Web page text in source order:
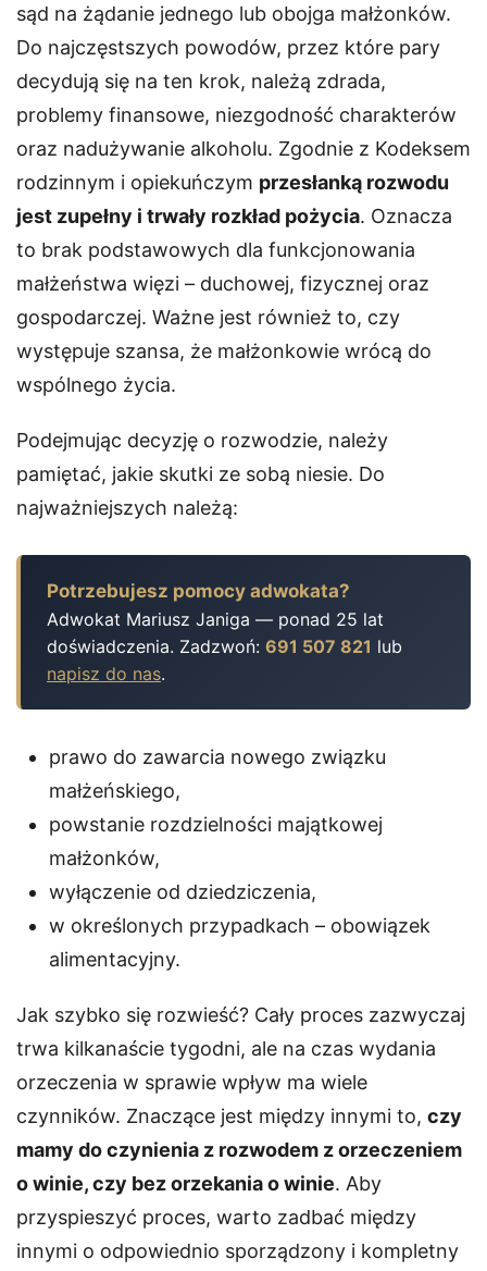
sąd na żądanie jednego lub obojga małżonków.
Do najczęstszych powodów, przez które pary
decydują się na ten krok, należą zdrada,
problemy finansowe, niezgodność charakterów
oraz nadużywanie alkoholu. Zgodnie z Kodeksem
rodzinnym i opiekuńczym przesłanką rozwodu
jest zupełny i trwały rozkład pożycia. Oznacza
to brak podstawowych dla funkcjonowania
małżeństwa więzi – duchowej, fizycznej oraz
gospodarczej. Ważne jest również to, czy
występuje szansa, że małżonkowie wrócą do
wspólnego życia.
Podejmując decyzję o rozwodzie, należy
pamiętać, jakie skutki ze sobą niesie. Do
najważniejszych należą:
Potrzebujesz pomocy adwokata?
Adwokat Mariusz Janiga — ponad 25 lat
doświadczenia. Zadzwoń: 691 507 821 lub
napisz do nas.
prawo do zawarcia nowego związku
małżeńskiego,
powstanie rozdzielności majątkowej
małżonków,
wyłączenie od dziedziczenia,
w określonych przypadkach – obowiązek
alimentacyjny.
Jak szybko się rozwieść? Cały proces zazwyczaj
trwa kilkanaście tygodni, ale na czas wydania
orzeczenia w sprawie wpływ ma wiele
czynników. Znaczące jest między innymi to, czy
mamy do czynienia z rozwodem z orzeczeniem
o winie, czy bez orzekania o winie. Aby
przyspieszyć proces, warto zadbać między
innymi o odpowiednio sporządzony i kompletny